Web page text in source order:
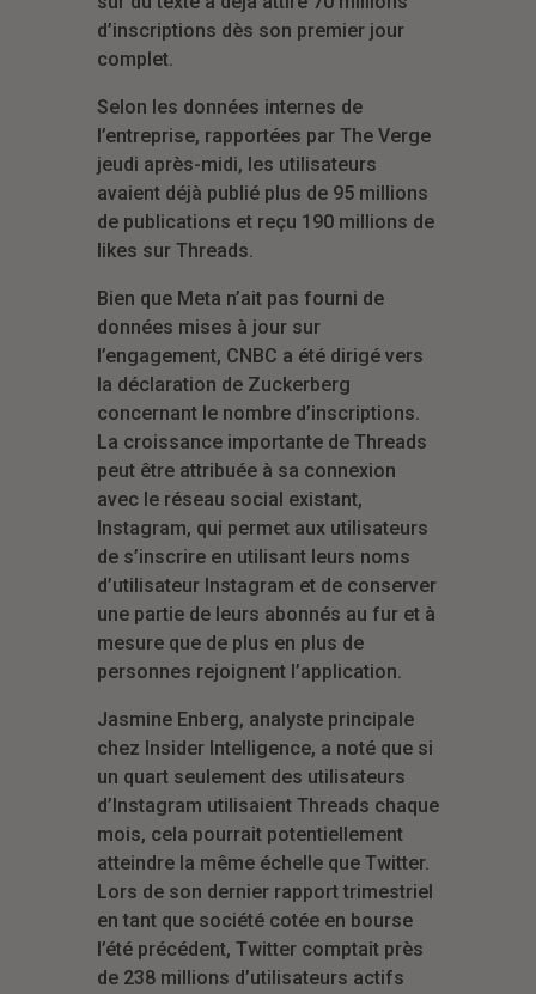
d’inscriptions dès son premier jour
complet.
Selon les données internes de
l’entreprise, rapportées par The Verge
jeudi après-midi, les utilisateurs
avaient déjà publié plus de 95 millions
de publications et reçu 190 millions de
likes sur Threads.
Bien que Meta n’ait pas fourni de
données mises à jour sur
l’engagement, CNBC a été dirigé vers
la déclaration de Zuckerberg
concernant le nombre d’inscriptions.
La croissance importante de Threads
peut être attribuée à sa connexion
avec le réseau social existant,
Instagram, qui permet aux utilisateurs
de s’inscrire en utilisant leurs noms
d’utilisateur Instagram et de conserver
une partie de leurs abonnés au fur et à
mesure que de plus en plus de
personnes rejoignent l’application.
Jasmine Enberg, analyste principale
chez Insider Intelligence, a noté que si
un quart seulement des utilisateurs
d’Instagram utilisaient Threads chaque
mois, cela pourrait potentiellement
atteindre la même échelle que Twitter.
Lors de son dernier rapport trimestriel
en tant que société cotée en bourse
l’été précédent, Twitter comptait près
de 238 millions d’utilisateurs actifs